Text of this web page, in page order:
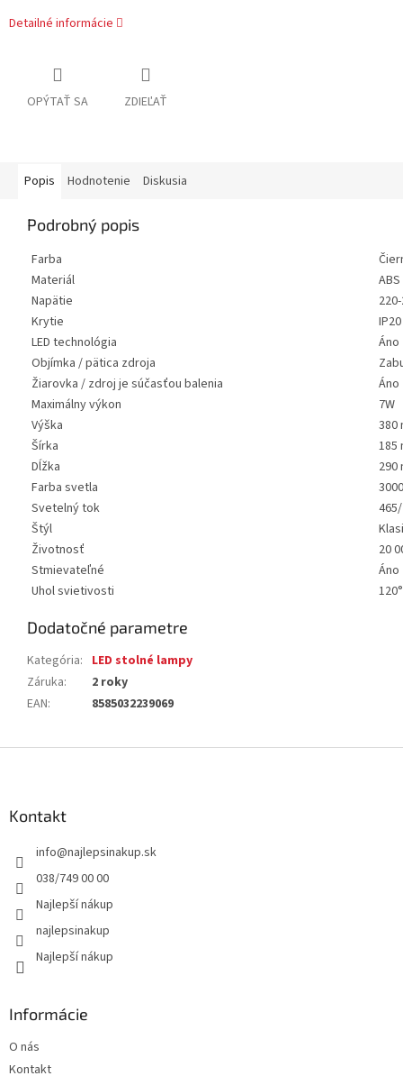
Detailné informácie
OPÝTAŤ SA ZDIEĽAŤ
Popis Hodnotenie Diskusia
Podrobný popis
Farba
Materiál
ABS
Napätie
Krytie
IP20
LED technológia
Áno
Objímka / pätica zdroja
Žiarovka / zdroj je súčasťou balenia
Áno
Maximálny výkon
7W
Výška
380
Šírka
185
Dĺžka
290
Farba svetla
Svetelný tok
Štýl
Životnosť
20
Stmievateľné
Áno
Uhol svietivosti
120°
Dodatočné parametre
Kategória: LED stolné lampy
Záruka:
2 roky
EAN: 8585032239069
Kontakt
info@najlepsinakup.sk
038/749 00 00
Najlepší nákup
najlepsinakup
Najlepší nákup
Informácie
O nás
Kontakt